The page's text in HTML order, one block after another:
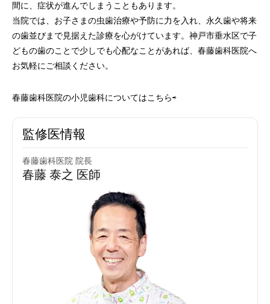
間に、症状が進んでしまうこともあります。
当院では、お子さまの虫歯治療や予防に力を入れ、永久歯や将来
の歯並びまで見据えた診療を心がけています。神戸市垂水区で子
どもの歯のことで少しでも心配なことがあれば、春藤歯科医院へ
お気軽にご相談ください。
春藤歯科医院の小児歯科についてはこちら⇨
監修医情報
春藤歯科医院 院長
春藤 泰之 医師